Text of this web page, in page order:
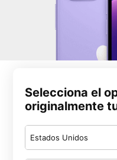
Selecciona el
originalmente
Estados Unidos